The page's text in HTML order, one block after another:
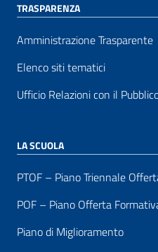
TRASPARENZA
Amministrazione Trasparente
Elenco siti tematici
Ufficio Relazioni con il
LA SCUOLA
PTOF – Piano Triennale
POF – Piano Offerta
Piano di Miglioramento